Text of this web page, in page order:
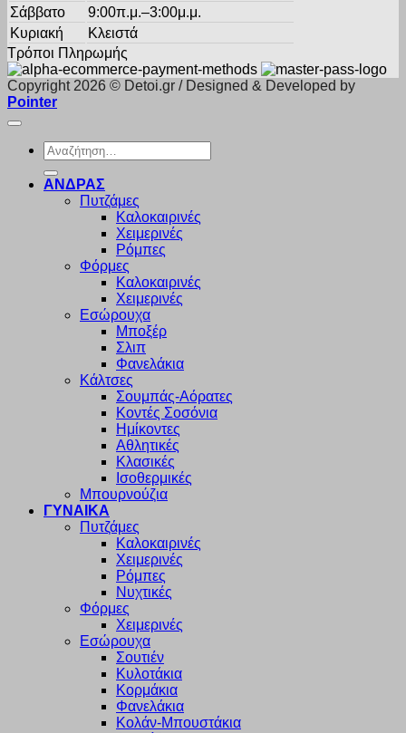
Σάββατο
9:00π.μ.–3:00μ.μ.
Κυριακή
Κλειστά
Τρόποι Πληρωμής
Copyright 2026 © Detoi.gr / Designed & Developed by
Pointer
Αναζήτηση
για:
ΑΝΔΡΑΣ
Πυτζάμες
Καλοκαιρινές
Χειμερινές
Ρόμπες
Φόρμες
Καλοκαιρινές
Χειμερινές
Εσώρουχα
Μποξέρ
Σλιπ
Φανελάκια
Κάλτσες
Σουμπάς-Αόρατες
Κοντές Σοσόνια
Ημίκοντες
Αθλητικές
Κλασικές
Ισοθερμικές
Μπουρνούζια
ΓΥΝΑΙΚΑ
Πυτζάμες
Καλοκαιρινές
Χειμερινές
Ρόμπες
Νυχτικές
Φόρμες
Χειμερινές
Εσώρουχα
Σουτιέν
Κυλοτάκια
Κορμάκια
Φανελάκια
Κολάν-Μπουστάκια